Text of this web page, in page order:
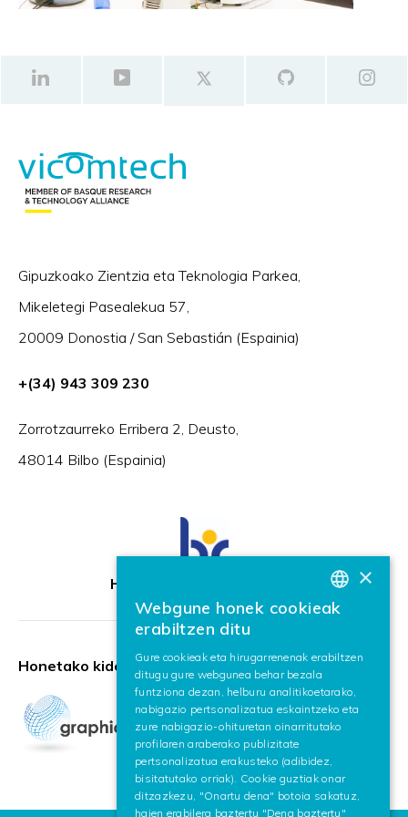
Gipuzkoako Zientzia eta Teknologia Parkea,
Mikeletegi Pasealekua 57,
20009 Donostia / San Sebastián (Espainia)
+(34) 943 309 230
Zorrotzaurreko Erribera 2, Deusto,
48014 Bilbo (Espainia)
HR Excellence in Research
Honetako kidea:
BASQUE
×
Webgune honek cookieak
erabiltzen ditu
Gure cookieak eta hirugarrenenak erabiltzen
ditugu gure webgunea behar bezala
funtziona dezan, helburu analitikoetarako,
nabigazio pertsonalizatua eskaintzeko eta
zure nabigazio-ohituretan oinarritutako
profilaren araberako publizitate
pertsonalizatua erakusteko (adibidez,
bisitatutako orriak). Cookie guztiak onar
ditzazkezu, "Onartu dena" botoia sakatuz,
haien erabilera baztertu "Dena baztertu"